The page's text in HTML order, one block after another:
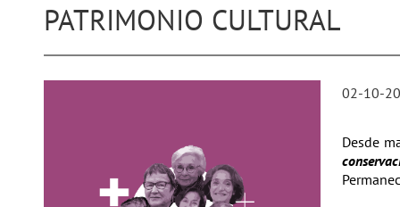
PATRIMONIO CULTURAL
02-10-
Desde